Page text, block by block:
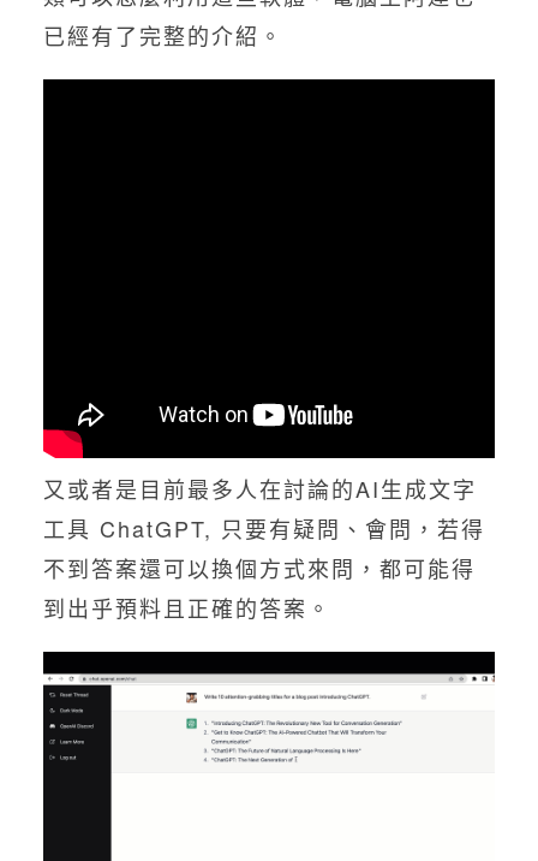
已經有了完整的介紹。
又或者是目前最多人在討論的AI生成文字
工具 ChatGPT, 只要有疑問、會問，若得
不到答案還可以換個方式來問，都可能得
到出乎預料且正確的答案。